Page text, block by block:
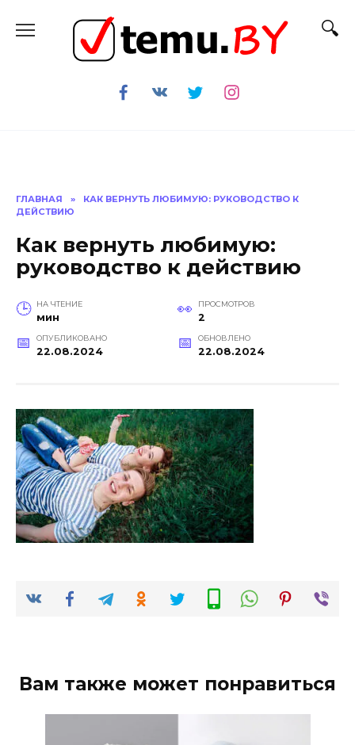
содержанию
ГЛАВНАЯ »
КАК ВЕРНУТЬ ЛЮБИМУЮ: РУКОВОДСТВО К
ДЕЙСТВИЮ
Как вернуть любимую:
руководство к действию
НА ЧТЕНИЕ
мин
ПРОСМОТРОВ
2
ОПУБЛИКОВАНО
22.08.2024
ОБНОВЛЕНО
22.08.2024
Вам также может понравиться